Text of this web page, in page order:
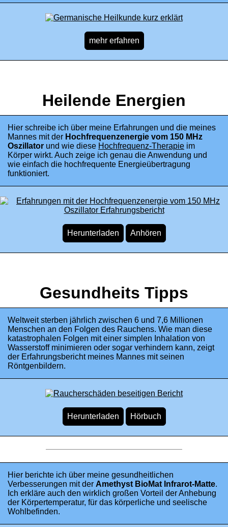
Heilende Energien
Hier schreibe ich über meine Erfahrungen und die meines
Mannes mit der Hochfrequenzenergie vom 150 MHz
Oszillator und wie diese Hochfrequenz-Therapie im
Körper wirkt. Auch zeige ich genau die Anwendung und
wie einfach die hochfrequente Energieübertragung
funktioniert.
Gesundheits Tipps
Weltweit sterben jährlich zwischen 6 und 7,6 Millionen
Menschen an den Folgen des Rauchens. Wie man diese
katastrophalen Folgen mit einer simplen Inhalation von
Wasserstoff minimieren oder sogar verhindern kann, zeigt
der Erfahrungsbericht meines Mannes mit seinen
Röntgenbildern.
Hier berichte ich über meine gesundheitlichen
Verbesserungen mit der Amethyst BioMat Infrarot-Matte.
Ich erkläre auch den wirklich großen Vorteil der Anhebung
der Körpertemperatur, für das körperliche und seelische
Wohlbefinden.